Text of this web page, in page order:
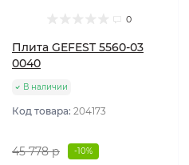
0
Плита GEFEST 5560-03
0040
В наличии
Код товара: 204173
45 778 р -10%